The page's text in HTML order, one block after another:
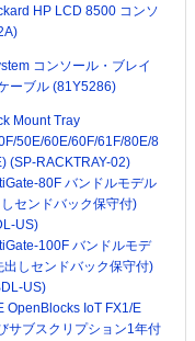
HP LCD 8500 コンソ
コンソール・ブレイ
ーブル (81Y5286)
Mount Tray
50E/60E/60F/61F/80E/8
(SP-RACKTRAY-02)
80F バンドルモデル
センドバック保守付)
US)
100F バンドルモデ
出しセンドバック保守付)
US)
OpenBlocks IoT FX1/E
サブスクリプション1年付